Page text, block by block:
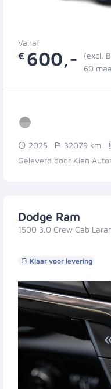
Vanaf
€ 600,-
(excl.
60
2025 32079 km
Geleverd door Kien
Dodge Ram
1500 3.0 Crew Cab
Klaar voor levering